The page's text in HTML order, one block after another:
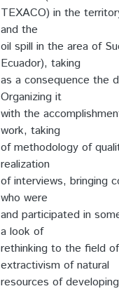
TEXACO) in the
and the
oil spill in the area of
Ecuador), taking
as a consequence the
Organizing it
with the
work, taking
of methodology of
realization
of interviews, bringing
who were
and participated in
a look of
rethinking to the field
extractivism of natural
resources of